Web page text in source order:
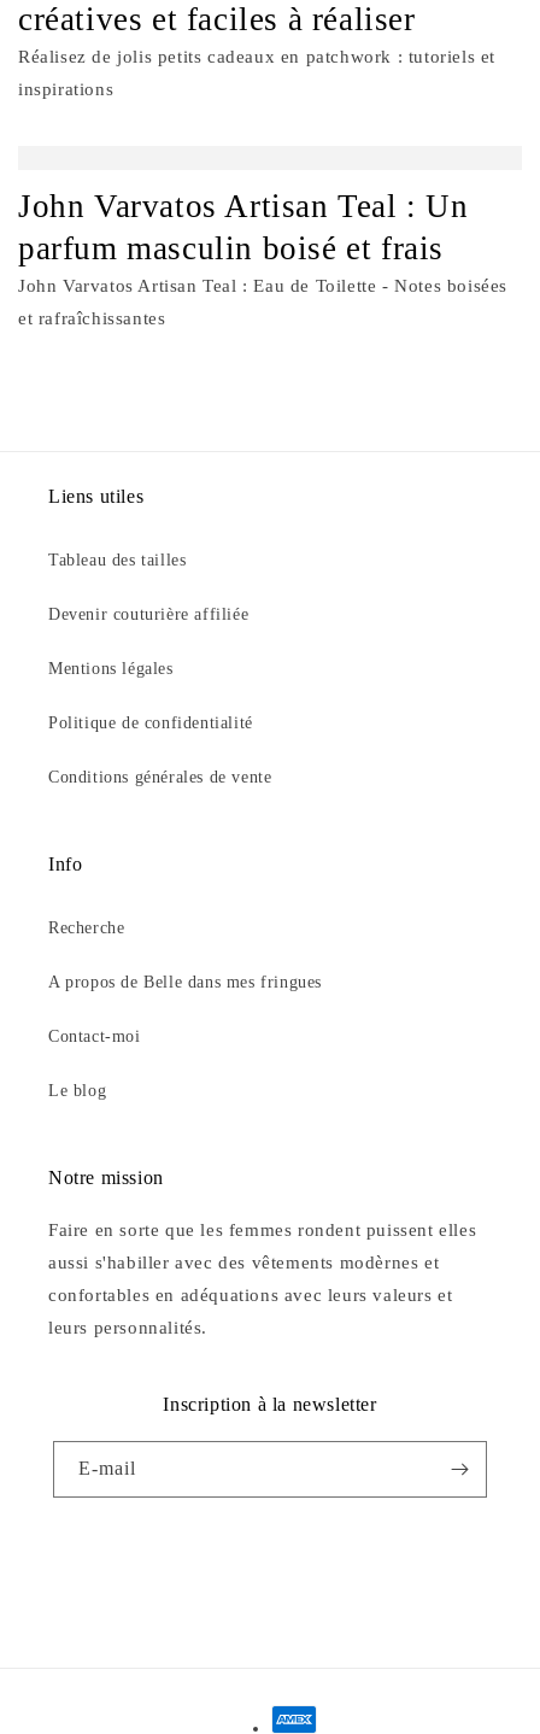
créatives et faciles à réaliser
Réalisez de jolis petits cadeaux en patchwork : tutoriels et
inspirations
John Varvatos Artisan Teal : Un
parfum masculin boisé et frais
John Varvatos Artisan Teal : Eau de Toilette - Notes boisées
et rafraîchissantes
Liens utiles
Tableau des tailles
Devenir couturière affiliée
Mentions légales
Politique de confidentialité
Conditions générales de vente
Info
Recherche
A propos de Belle dans mes fringues
Contact-moi
Le blog
Notre mission
Faire en sorte que les femmes rondent puissent elles
aussi s'habiller avec des vêtements modèrnes et
confortables en adéquations avec leurs valeurs et
leurs personnalités.
Inscription à la newsletter
E-mail